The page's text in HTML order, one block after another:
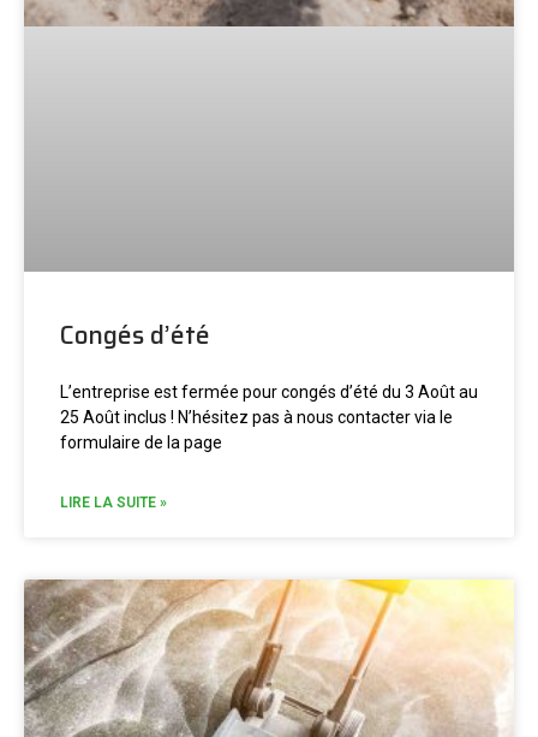
Congés d’été
L’entreprise est fermée pour congés d’été du 3 Août au
25 Août inclus ! N’hésitez pas à nous contacter via le
formulaire de la page
LIRE LA SUITE »